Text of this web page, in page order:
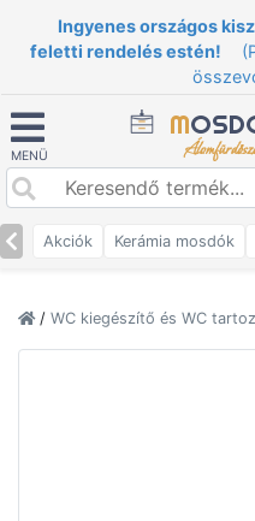
Ingyenes országos
feletti rendelés estén!
MENÜ
M
Akciók Kerámia mosdók
/ WC kiegészítő és WC